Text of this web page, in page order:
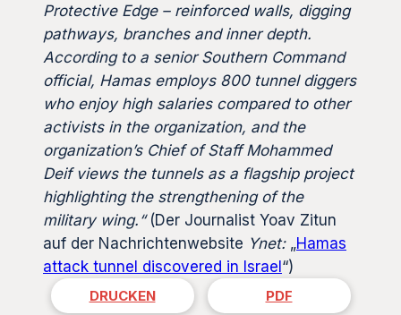
Protective Edge – reinforced walls, digging
pathways, branches and inner depth.
According to a senior Southern Command
official, Hamas employs 800 tunnel diggers
who enjoy high salaries compared to other
activists in the organization, and the
organization’s Chief of Staff Mohammed
Deif views the tunnels as a flagship project
highlighting the strengthening of the
military wing.“(Der Journalist Yoav Zitun
auf der Nachrichtenwebsite Ynet:„Hamas
attack tunnel discovered in Israel“)
DRUCKEN PDF